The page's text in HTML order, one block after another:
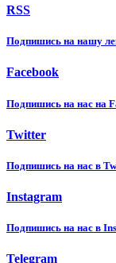
RSS
Подпишиcь на нашу
Facebook
Подпишиcь на нас на
Twitter
Подпишиcь на нас в
Instagram
Подпишиcь на нас в
Telegram